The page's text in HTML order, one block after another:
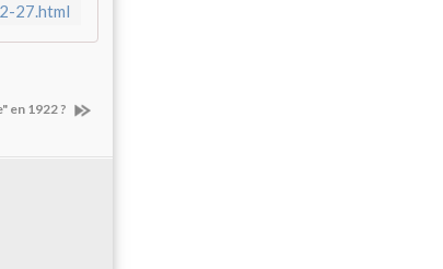
27.html
en 1922 ?